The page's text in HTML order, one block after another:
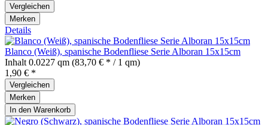
Vergleichen
Merken
Details
Blanco (Weiß), spanische Bodenfliese Serie Alboran 15x15cm
Inhalt 0.0227 qm (83,70 € * / 1 qm)
1,90 € *
Vergleichen
Merken
In den Warenkorb